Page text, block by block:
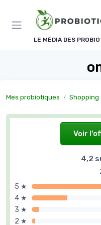
LE MÉDIA DES
Mes probiotiques Shopping
Voir
4,2
5 ★
4 ★
3 ★
2 ★